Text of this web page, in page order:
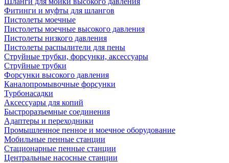
Фитинги и муфты для шлангов
Пистолеты моечные
Пистолеты моечные высокого давления
Пистолеты низкого давления
Пистолеты распылители для пены
Струйные трубки, форсунки, аксессуары
Струйные трубки
Форсунки высокого давления
Каналопромывочные форсунки
Турбонасадки
Аксессуары для копий
Быстроразъемные соединения
Адаптеры и переходники
Промышленное пенное и моечное оборудование
Мобильные пенные станции
Стационарные пенные станции
Центральные насосные станции